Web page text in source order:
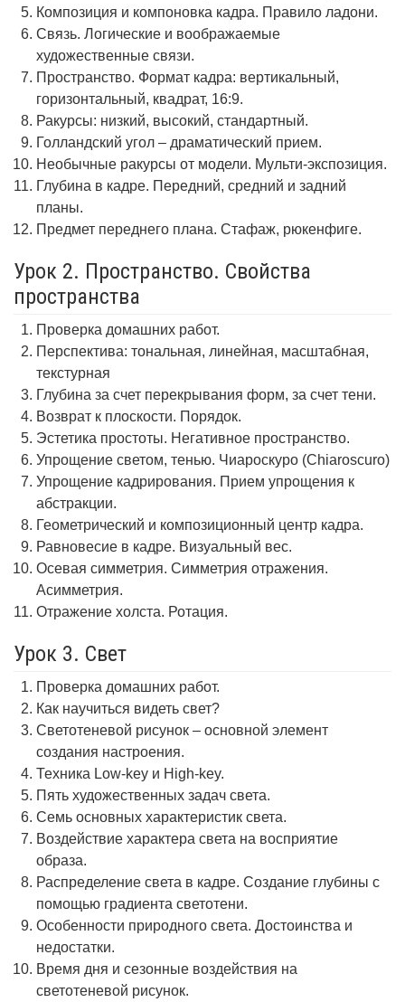
Композиция и компоновка кадра. Правило ладони.
Связь. Логические и воображаемые
художественные связи.
Пространство. Формат кадра: вертикальный,
горизонтальный, квадрат, 16:9.
Ракурсы: низкий, высокий, стандартный.
Голландский угол – драматический прием.
Необычные ракурсы от модели. Мульти-экспозиция.
Глубина в кадре. Передний, средний и задний
планы.
Предмет переднего плана. Стафаж, рюкенфиге.
Урок 2. Пространство. Свойства
пространства
Проверка домашних работ.
Перспектива: тональная, линейная, масштабная,
текстурная
Глубина за счет перекрывания форм, за счет тени.
Возврат к плоскости. Порядок.
Эстетика простоты. Негативное пространство.
Упрощение светом, тенью. Чиароскуро (Chiaroscuro)
Упрощение кадрирования. Прием упрощения к
абстракции.
Геометрический и композиционный центр кадра.
Равновесие в кадре. Визуальный вес.
Осевая симметрия. Симметрия отражения.
Асимметрия.
Отражение холста. Ротация.
Урок 3. Свет
Проверка домашних работ.
Как научиться видеть свет?
Светотеневой рисунок – основной элемент
создания настроения.
Техника Low-key и High-key.
Пять художественных задач света.
Семь основных характеристик света.
Воздействие характера света на восприятие
образа.
Распределение света в кадре. Создание глубины с
помощью градиента светотени.
Особенности природного света. Достоинства и
недостатки.
Время дня и сезонные воздействия на
светотеневой рисунок.